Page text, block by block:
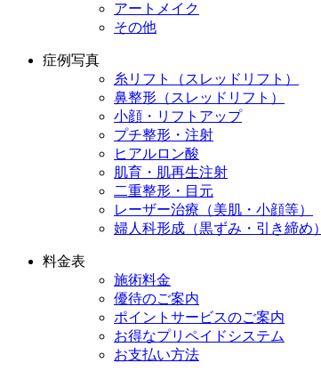
アートメイク
その他
症例写真
糸リフト（スレッドリフト）
鼻整形（スレッドリフト）
小顔・リフトアップ
プチ整形・注射
ヒアルロン酸
肌育・肌再生注射
二重整形・目元
レーザー治療（美肌・小顔等）
婦人科形成（黒ずみ・引き締め）
料金表
施術料金
優待のご案内
ポイントサービスのご案内
お得なプリペイドシステム
お支払い方法